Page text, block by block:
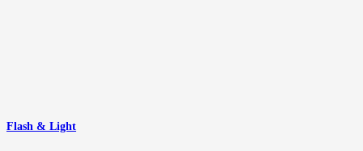
Flash & Light